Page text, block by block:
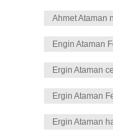
Ahmet Ataman
Engin Ataman
Ergin Ataman
Ergin Ataman
Ergin Ataman